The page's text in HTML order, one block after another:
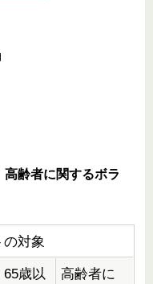
高齢者に関するボラ
の対象
65歳以
高齢者に